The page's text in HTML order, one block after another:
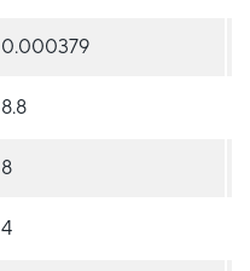
0.000379
8.8
8
4